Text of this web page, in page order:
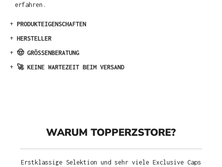
erfahren.
+ PRODUKTEIGENSCHAFTEN
+ HERSTELLER
+ 🤠 GRÖSSENBERATUNG
+ 🚀 KEINE WARTEZEIT BEIM VERSAND
WARUM TOPPERZSTORE?
Erstklassige Selektion und sehr viele Exclusive Caps